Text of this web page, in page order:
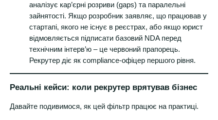
аналізує кар’єрні розриви (gaps) та паралельні
зайнятості. Якщо розробник заявляє, що працював у
стартапі, якого не існує в реєстрах, або якщо юрист
відмовляється підписати базовий NDA перед
технічним інтерв’ю – це червоний прапорець.
Рекрутер діє як compliance-офіцер першого рівня.
Реальні кейси: коли рекрутер врятував бізнес
Давайте подивимося, як цей фільтр працює на практиці.